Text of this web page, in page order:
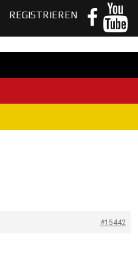
REGISTRIEREN
#15442